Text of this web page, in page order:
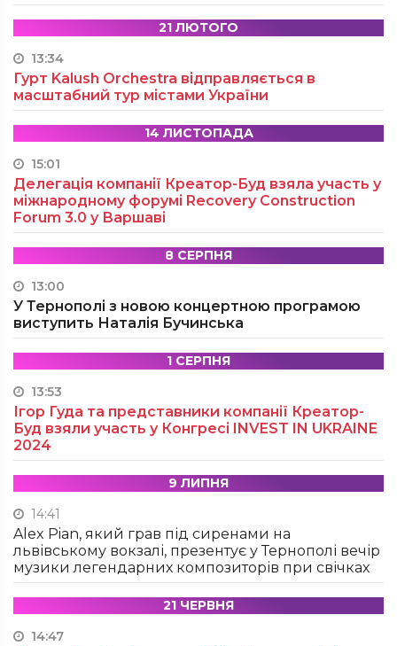
21 ЛЮТОГО
13:34
Гурт Kalush Orchestra відправляється в
масштабний тур містами України
14 ЛИСТОПАДА
15:01
Делегація компанії Креатор-Буд взяла участь у
міжнародному форумі Recovery Construction
Forum 3.0 у Варшаві
8 СЕРПНЯ
13:00
У Тернополі з новою концертною програмою
виступить Наталія Бучинська
1 СЕРПНЯ
13:53
Ігор Гуда та представники компанії Креатор-
Буд взяли участь у Конгресі INVEST IN UKRAINE
2024
9 ЛИПНЯ
14:41
Alex Pian, який грав під сиренами на
львівському вокзалі, презентує у Тернополі вечір
музики легендарних композиторів при свічках
21 ЧЕРВНЯ
14:47